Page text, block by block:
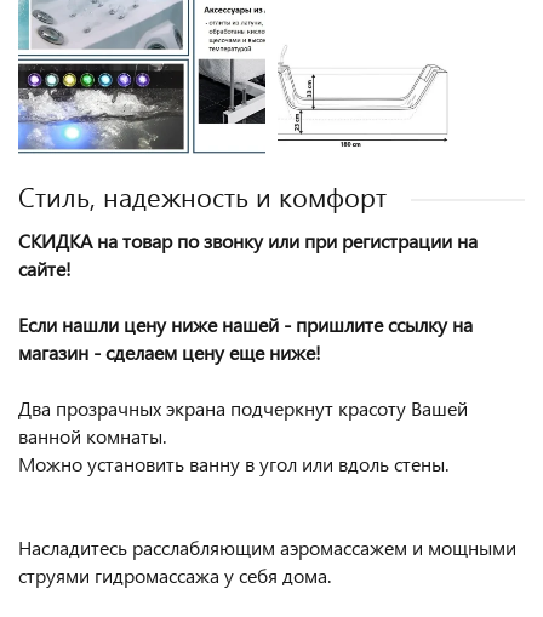
Стиль, надежность и комфорт
СКИДКА на товар по звонку или при регистрации на
сайте!
Если нашли цену ниже нашей - пришлите ссылку на
магазин - сделаем цену еще ниже!
Два прозрачных экрана подчеркнут красоту Вашей
ванной комнаты.
Можно установить ванну в угол или вдоль стены.
Насладитесь расслабляющим аэромассажем и мощными
струями гидромассажа у себя дома.